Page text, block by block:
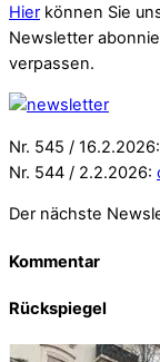
Hier können Sie
Newsletter
verpassen.
Nr. 545 / 16.2.2026:
Nr. 544 / 2.2.2026:
Der nächste
Kommentar
Rückspiegel